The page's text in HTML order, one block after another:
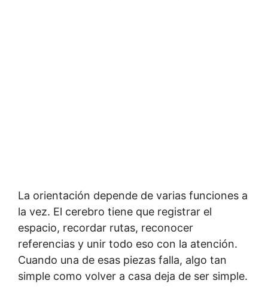
La orientación depende de varias funciones a
la vez. El cerebro tiene que registrar el
espacio, recordar rutas, reconocer
referencias y unir todo eso con la atención.
Cuando una de esas piezas falla, algo tan
simple como volver a casa deja de ser simple.